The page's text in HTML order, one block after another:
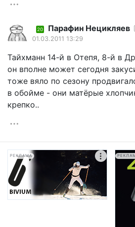
20 Парафин Нецикляев
01.03.2011 13:29
Тайхманн 14-й в Отепя, 8-й в
он вполне может сегодня
тоже вяло по сезону
в обойме - они матёрые
крепко..
РЕКЛАМА